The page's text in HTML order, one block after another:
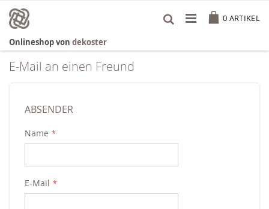
Inhalt
springen
0 ARTIKEL
Onlineshop von dekoster
E-Mail an einen Freund
ABSENDER
Name
E-Mail